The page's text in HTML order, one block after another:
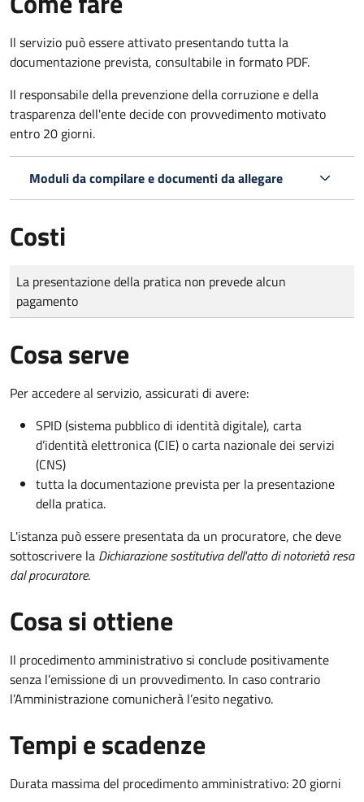
Il servizio può essere attivato presentando tutta la
documentazione prevista, consultabile in formato PDF.
Il responsabile della prevenzione della corruzione e della
trasparenza dell'ente decide con provvedimento motivato
entro 20 giorni.
Moduli da compilare e documenti da allegare
Costi
Tipo di pagamento
Importo
La presentazione della pratica non prevede alcun
pagamento
Cosa serve
Per accedere al servizio, assicurati di avere:
SPID (sistema pubblico di identità digitale), carta
d’identità elettronica (CIE) o carta nazionale dei servizi
(CNS)
tutta la documentazione prevista per la presentazione
della pratica.
L'istanza può essere presentata da un procuratore, che deve
sottoscrivere la Dichiarazione sostitutiva dell'atto di notorietà resa
dal procuratore.
Cosa si ottiene
Il procedimento amministrativo si conclude positivamente
senza l’emissione di un provvedimento. In caso contrario
l’Amministrazione comunicherà l’esito negativo.
Tempi e scadenze
Durata massima del procedimento amministrativo: 20 giorni